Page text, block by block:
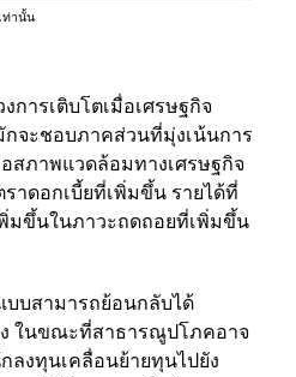
ท่านั้น
การเติบโตเมื่อเศรษฐกิจ
จะชอบภาคส่วนที่มุ่งเน้นการ
สภาพแวดล้อมทางเศรษฐกิจ
ราดอกเบี้ยที่เพิ่มขึ้น รายได้ที่
มขึ้นในภาวะถดถอยที่เพิ่มขึ้น
บบสามารถย้อนกลับได้
ในขณะที่สาธารณูปโภคอาจ
ลงทุนเคลื่อนย้ายทุนไปยัง